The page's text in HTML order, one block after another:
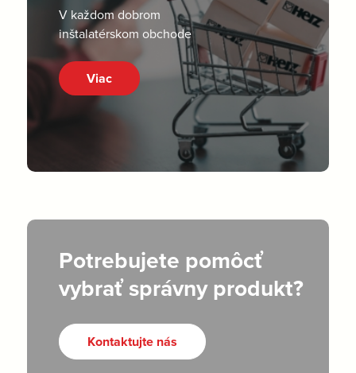
V každom dobrom
inštalatérskom obchode
Viac
Potrebujete pomôcť
vybrať správny produkt?
Kontaktujte nás